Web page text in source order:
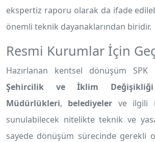
ekspertiz raporu olarak da ifade
önemli teknik dayanaklarından biridir.
Resmi Kurumlar İçin
Hazırlanan kentsel dönüşüm SPK
Şehircilik ve İklim
Müdürlükleri, belediyeler ve ilgili
sunulabilecek nitelikte teknik ve
sayede dönüşüm sürecinde gerekli